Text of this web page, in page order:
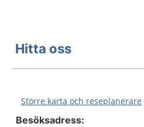
Hitta oss
Större karta och reseplanerare
Besöksadress: